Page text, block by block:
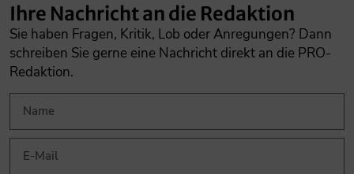
Ihre Nachricht an die Redaktion
Sie haben Fragen, Kritik, Lob oder Anregungen? Dann
schreiben Sie gerne eine Nachricht direkt an die PRO-
Redaktion.